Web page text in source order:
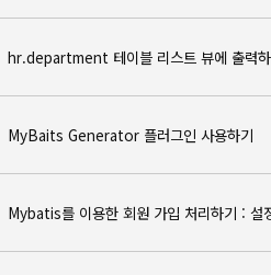
hr.department 테이블 리스트 뷰에
MyBaits Generator 플러그인 사용
Mybatis를 이용한 회원 가입 처리하